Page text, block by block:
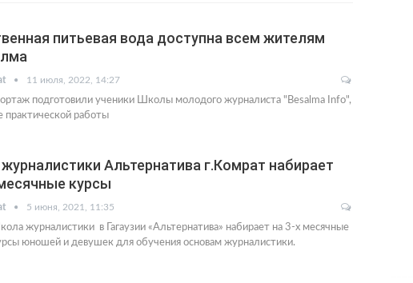
питьевая вода доступна всем жителям
11 июля, 2022, 14:27
подготовили ученики Школы молодого журналиста "Besalma Info",
практической работы
Альтернатива г.Комрат набирает
курсы
5 июня, 2021, 11:35
журналистики в Гагаузии «Альтернатива» набирает на 3-х месячные
юношей и девушек для обучения основам журналистики.